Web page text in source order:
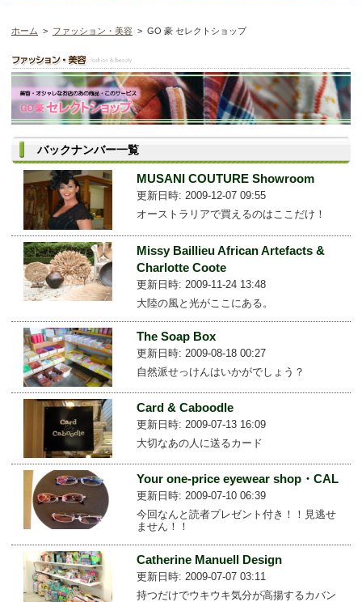
ホーム > ファッション・美容 > GO 豪 セレクトショップ
バックナンバー一覧
MUSANI COUTURE Showroom
更新日時: 2009-12-07 09:55
オーストラリアで買えるのはここだけ！
Missy Baillieu African Artefacts &
Charlotte Coote
更新日時: 2009-11-24 13:48
大陸の風と光がここにある。
The Soap Box
更新日時: 2009-08-18 00:27
自然派せっけんはいかがでしょう？
Card & Caboodle
更新日時: 2009-07-13 16:09
大切なあの人に送るカード
Your one-price eyewear shop・CAL
更新日時: 2009-07-10 06:39
今回なんと読者プレゼント付き！！見逃せ
ません！！
Catherine Manuell Design
更新日時: 2009-07-07 03:11
持つだけでウキウキ気分が高揚するカバン